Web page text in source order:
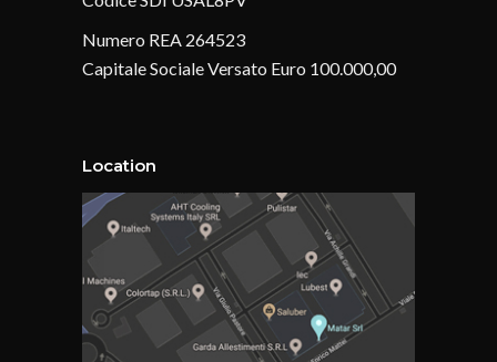
Numero REA 264523
Capitale Sociale Versato Euro 100.000,00
Location